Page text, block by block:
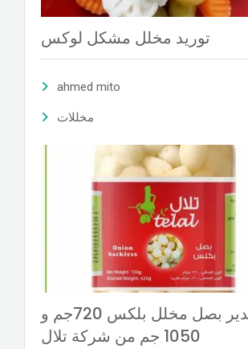
توريد مخلل مشكل لوكس
ahmed mito
مخللات
توريد وتصدير بصل مخلل بلكس 720جم و
1050 جم من شركة تلال